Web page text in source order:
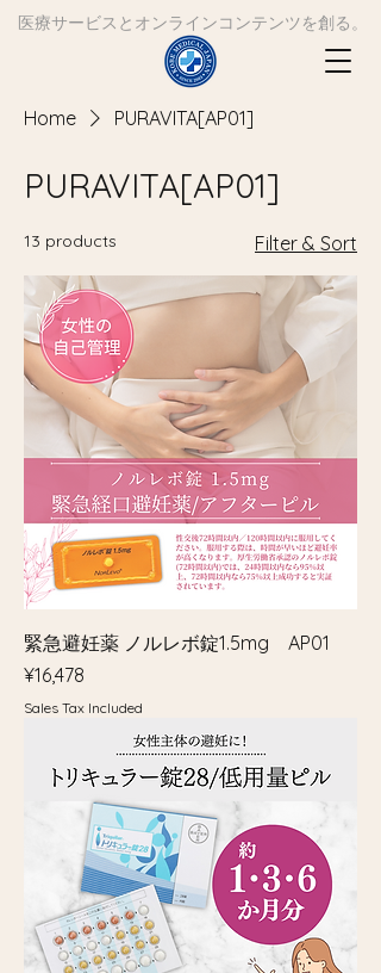
​医療サービスとオンラインコンテンツを創る。
Home PURAVITA[AP01]
PURAVITA[AP01]
13 products Filter & Sort
緊急避妊薬 ノルレボ錠1.5mg AP01
Price
¥16,478
Sales Tax Included